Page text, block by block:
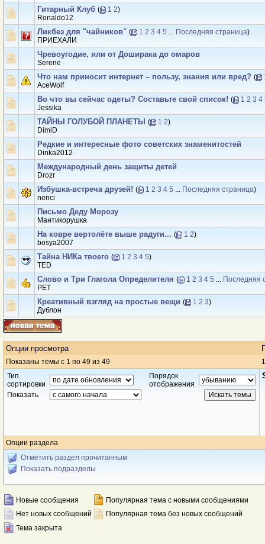
Гитарный Клуб ( 1 2)
Ronaldo12
Ликбез для "чайников" ( 1 2 3 4 5 ... Последняя страница)
ПРИЕХАЛИ
Чревоугодие, или от Доширака до омаров
Serene
Что нам приносит интернет – пользу, знания или вред? (
AceWolf
Во что вы сейчас одеты? Составьте свой список! ( 1 2 3 4
Jеssikа
ТАЙНЫ ГОЛУБОЙ ПЛАНЕТЫ ( 1 2)
DimiD
Редкие и интересные фото советских знаменитостей
Dinka2012
Международный день защиты детей
Drozr
Избушка-встреча друзей! ( 1 2 3 4 5 ... Последняя страница)
nenci
Письмо Деду Морозу
Мантикорушка
На ковре вертолёте выше радуги... ( 1 2)
bosya2007
Тайна НИКа твоего ( 1 2 3 4 5)
TED
Слово и Три Глагола Определителя ( 1 2 3 4 5 ... Последняя
PET
Креативный взгляд на простые вещи ( 1 2 3)
Дублон
Опции просмотра
Показаны темы с 1 по 49 из 49
Тип
сортировки
Порядок
отображения
Показать
Опции раздела
Отметить раздел прочитанным
Показать подразделы
Новые сообщения
Популярная тема с новыми сообщениями
Нет новых сообщений
Популярная тема без новых сообщений
Тема закрыта